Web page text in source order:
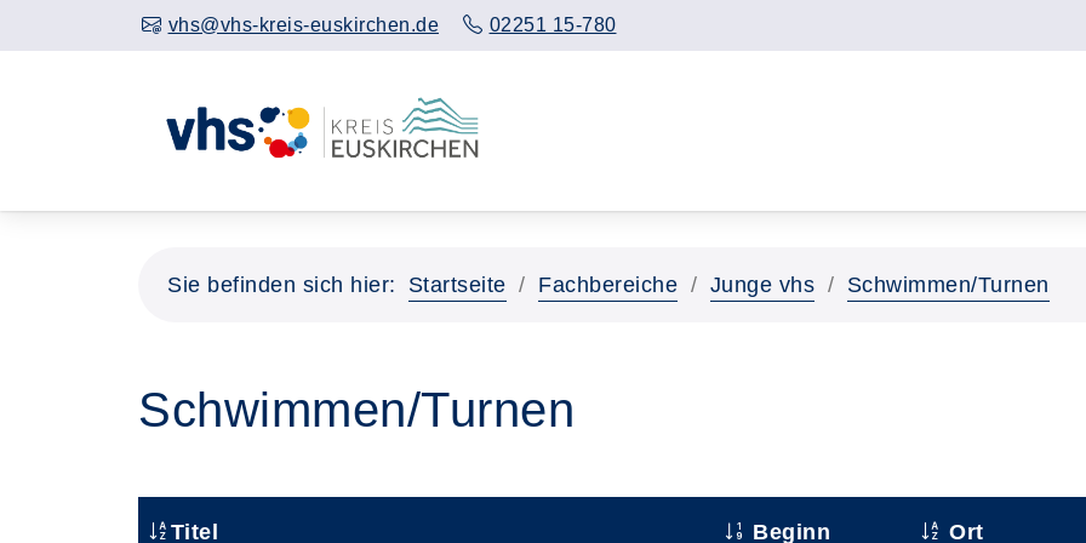
vhs@vhs-kreis-euskirchen.de 02251 15-780
Sie befinden sich hier: Startseite Fachbereiche Junge vhs Schwimmen/Turnen
Schwimmen/Turnen
Titel Beginn Ort